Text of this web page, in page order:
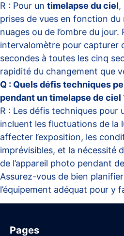
R : Pour un timelapse du ciel,
prises de vues en fonction du
nuages ou de l’ombre du jour.
intervalomètre pour capturer
secondes à toutes les cinq
rapidité du changement que
Q : Quels défis techniques
pendant un timelapse de ciel
R : Les défis techniques pour
incluent les fluctuations de la
affecter l’exposition, les
imprévisibles, et la nécessité
de l’appareil photo pendant
Assurez-vous de bien
l’équipement adéquat pour y
Pages